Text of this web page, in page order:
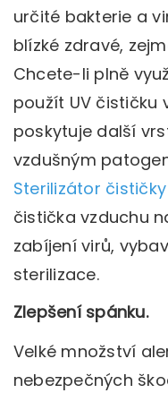
určité bakterie a
blízké zdravé,
Chcete-li plně
použít UV čističku
poskytuje další
vzdušným
Sterilizátor
čistička vzduchu
zabíjení virů,
sterilizace.
Zlepšení spánku.
Velké množství
nebezpečných